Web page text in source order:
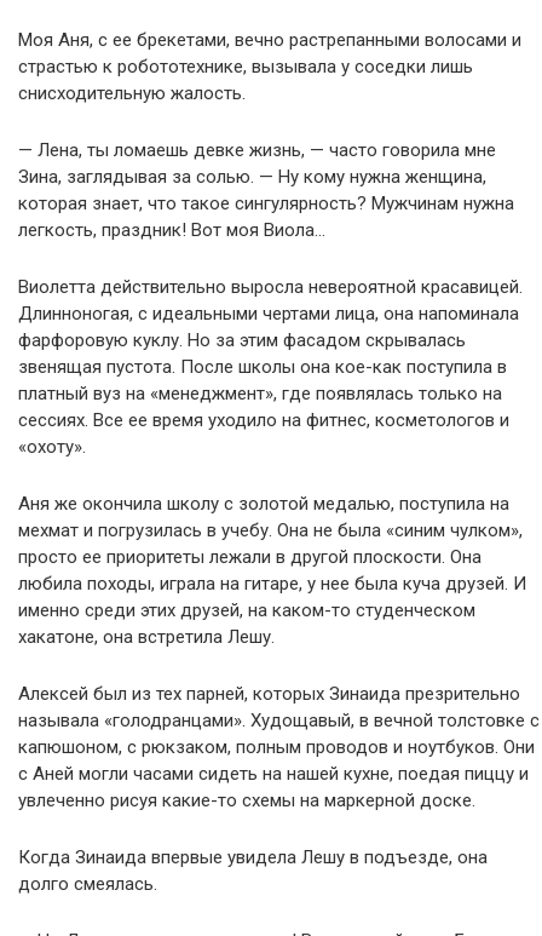
Моя Аня, с ее брекетами, вечно растрепанными волосами и
страстью к робототехнике, вызывала у соседки лишь
снисходительную жалость.
— Лена, ты ломаешь девке жизнь, — часто говорила мне
Зина, заглядывая за солью. — Ну кому нужна женщина,
которая знает, что такое сингулярность? Мужчинам нужна
легкость, праздник! Вот моя Виола…
Виолетта действительно выросла невероятной красавицей.
Длинноногая, с идеальными чертами лица, она напоминала
фарфоровую куклу. Но за этим фасадом скрывалась
звенящая пустота. После школы она кое-как поступила в
платный вуз на «менеджмент», где появлялась только на
сессиях. Все ее время уходило на фитнес, косметологов и
«охоту».
Аня же окончила школу с золотой медалью, поступила на
мехмат и погрузилась в учебу. Она не была «синим чулком»,
просто ее приоритеты лежали в другой плоскости. Она
любила походы, играла на гитаре, у нее была куча друзей. И
именно среди этих друзей, на каком-то студенческом
хакатоне, она встретила Лешу.
Алексей был из тех парней, которых Зинаида презрительно
называла «голодранцами». Худощавый, в вечной толстовке с
капюшоном, с рюкзаком, полным проводов и ноутбуков. Они
с Аней могли часами сидеть на нашей кухне, поедая пиццу и
увлеченно рисуя какие-то схемы на маркерной доске.
Когда Зинаида впервые увидела Лешу в подъезде, она
долго смеялась.